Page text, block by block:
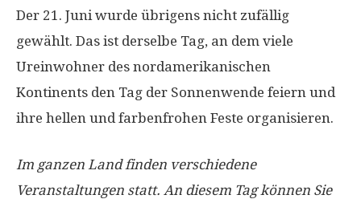
Der 21. Juni wurde übrigens nicht zufällig
gewählt. Das ist derselbe Tag, an dem viele
Ureinwohner des nordamerikanischen
Kontinents den Tag der Sonnenwende feiern und
ihre hellen und farbenfrohen Feste organisieren.
Im ganzen Land finden verschiedene
Veranstaltungen statt. An diesem Tag können Sie